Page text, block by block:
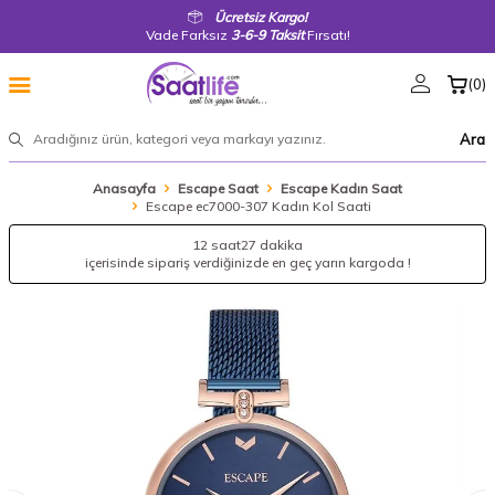
Ücretsiz Kargo!
Vade Farksız 3-6-9 TaksitFırsatı!
Ara
(0)
Anasayfa Escape Saat
Escape Kadın Saat
Escape ec7000-307 Kadın Kol Saati
12 saat27 dakika
içerisinde sipariş verdiğinizde en geç yarın kargoda !